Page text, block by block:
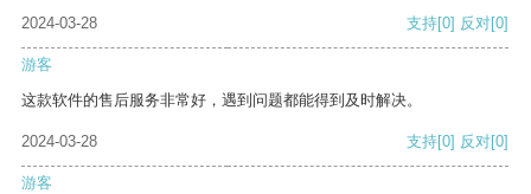
2024-03-28
支持[0] 反对[0]
游客
这款软件的售后服务非常好，遇到问题都能得到及时解决。
2024-03-28 支持[0] 反对[0]
游客